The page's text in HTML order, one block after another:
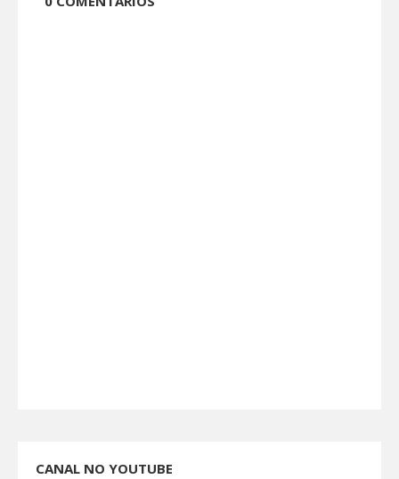
CANAL NO YOUTUBE